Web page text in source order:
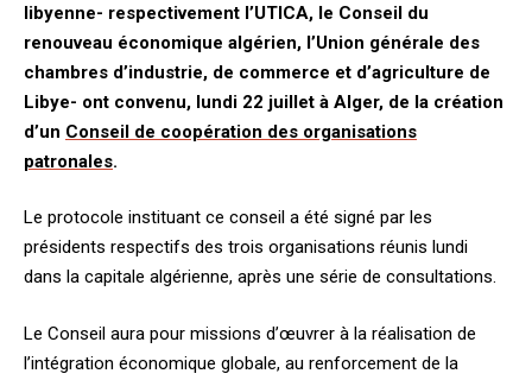
libyenne- respectivement l’UTICA, le Conseil du
renouveau économique algérien, l’Union générale des
chambres d’industrie, de commerce et d’agriculture de
Libye- ont convenu, lundi 22 juillet à Alger, de la création
d’un Conseil de coopération des organisations
patronales.
Le protocole instituant ce conseil a été signé par les
présidents respectifs des trois organisations réunis lundi
dans la capitale algérienne, après une série de consultations.
Le Conseil aura pour missions d’œuvrer à la réalisation de
l’intégration économique globale, au renforcement de la